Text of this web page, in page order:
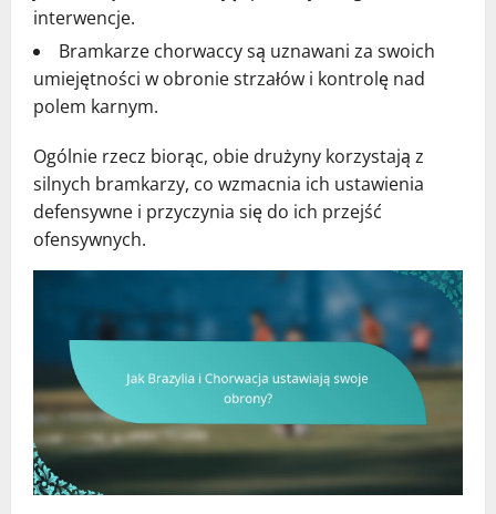
interwencje.
Bramkarze chorwaccy są uznawani za swoich
umiejętności w obronie strzałów i kontrolę nad
polem karnym.
Ogólnie rzecz biorąc, obie drużyny korzystają z
silnych bramkarzy, co wzmacnia ich ustawienia
defensywne i przyczynia się do ich przejść
ofensywnych.